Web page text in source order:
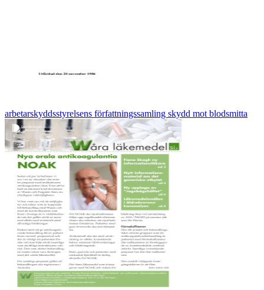
arbetarskyddsstyrelsens författningssamling skydd mot blodsmitta